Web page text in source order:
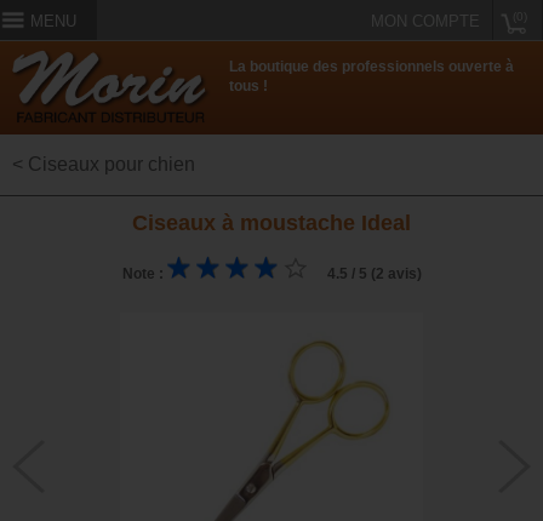
MENU MON COMPTE
La boutique des professionnels ouverte à
tous !
< Ciseaux pour chien
Ciseaux à moustache Ideal
Note : 4.5 / 5 (2 avis)